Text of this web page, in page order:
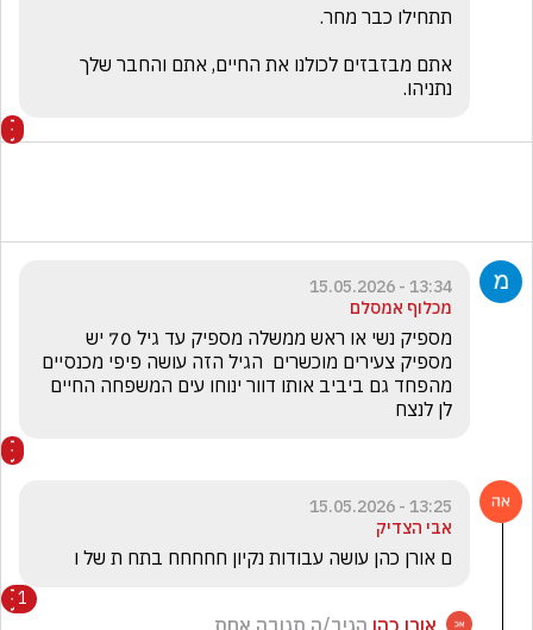
נתניהו.
13:34 - 15.05.2026
מכלוף אמסלם
לן לנצח
13:25 - 15.05.2026
אבי הצדיק
ם אורן כהן עושה עבודות נקיון חחחחח בתח ת של ו
1
אורן כהן הגיב/ה תגובה אחת